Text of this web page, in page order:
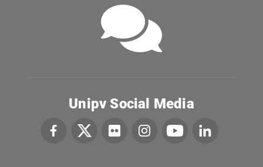
Unipv Social Media